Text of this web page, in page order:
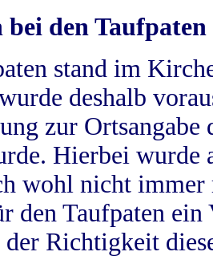
bei den Taufpaten
stand im
deshalb
zur
Hierbei wurde
wohl nicht
den Taufpaten
Richtigkeit